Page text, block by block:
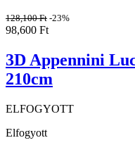
128,100Ft -23%
98,600 Ft
3D Appennini
210cm
ELFOGYOTT
Elfogyott